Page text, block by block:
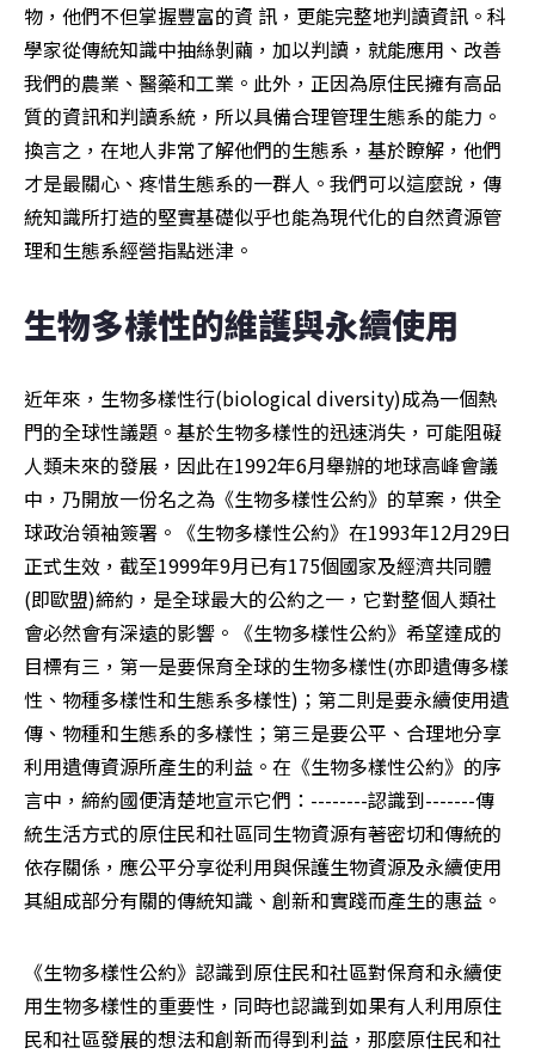
物，他們不但掌握豐富的資 訊，更能完整地判讀資訊。科
學家從傳統知識中抽絲剝繭，加以判讀，就能應用、改善
我們的農業、醫藥和工業。此外，正因為原住民擁有高品
質的資訊和判讀系統，所以具備合理管理生態系的能力。
換言之，在地人非常了解他們的生態系，基於瞭解，他們
才是最關心、疼惜生態系的一群人。我們可以這麼說，傳
統知識所打造的堅實基礎似乎也能為現代化的自然資源管
理和生態系經營指點迷津。
生物多樣性的維護與永續使用
近年來，生物多樣性行(biological diversity)成為一個熱
門的全球性議題。基於生物多樣性的迅速消失，可能阻礙
人類未來的發展，因此在1992年6月舉辦的地球高峰會議
中，乃開放一份名之為《生物多樣性公約》的草案，供全
球政治領袖簽署。《生物多樣性公約》在1993年12月29日
正式生效，截至1999年9月已有175個國家及經濟共同體
(即歐盟)締約，是全球最大的公約之一，它對整個人類社
會必然會有深遠的影響。《生物多樣性公約》希望達成的
目標有三，第一是要保育全球的生物多樣性(亦即遺傳多樣
性、物種多樣性和生態系多樣性)；第二則是要永續使用遺
傳、物種和生態系的多樣性；第三是要公平、合理地分享
利用遺傳資源所產生的利益。在《生物多樣性公約》的序
言中，締約國便清楚地宣示它們：--------認識到-------傳
統生活方式的原住民和社區同生物資源有著密切和傳統的
依存關係，應公平分享從利用與保護生物資源及永續使用
其組成部分有關的傳統知識、創新和實踐而產生的惠益。
《生物多樣性公約》認識到原住民和社區對保育和永續使
用生物多樣性的重要性，同時也認識到如果有人利用原住
民和社區發展的想法和創新而得到利益，那麼原住民和社